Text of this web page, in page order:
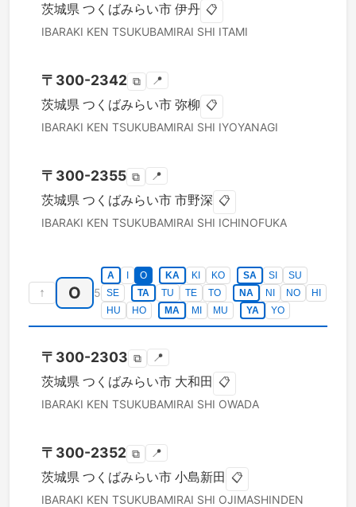
茨城県 つくばみらい市 伊丹 📋
IBARAKI KEN TSUKUBAMIRAI SHI ITAMI
〒 300-2342 ⧉ 📍
茨城県 つくばみらい市 弥柳 📋
IBARAKI KEN TSUKUBAMIRAI SHI IYOYANAGI
〒 300-2355 ⧉ 📍
茨城県 つくばみらい市 市野深 📋
IBARAKI KEN TSUKUBAMIRAI SHI ICHINOFUKA
↑ O 5
A O KA KI KO SA SI
SU
SE
TA TU TE TO NA NI NO
HI
HU
HO MA MI MU YA YO
〒 300-2303 ⧉ 📍
茨城県 つくばみらい市 大和田 📋
IBARAKI KEN TSUKUBAMIRAI SHI OWADA
〒 300-2352 ⧉ 📍
茨城県 つくばみらい市 小島新田 📋
IBARAKI KEN TSUKUBAMIRAI SHI OJIMASHINDEN